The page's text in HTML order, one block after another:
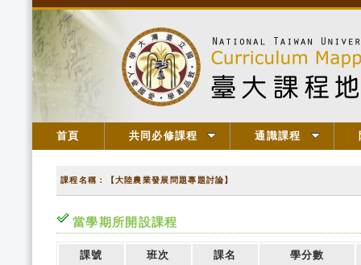
首頁 共同必修課程 通識課程
課程名稱：【大陸農業發展問題專題討論】
當學期所開設課程
課號 班次 課名 學分數